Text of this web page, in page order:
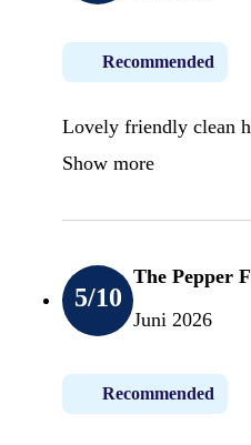
Recommended
Lovely friendly clean
Show more
5/10
The Pepper
Juni 2026
Recommended